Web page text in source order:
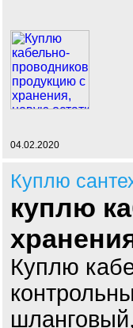
04.02.2020
Куплю
куплю
Куплю